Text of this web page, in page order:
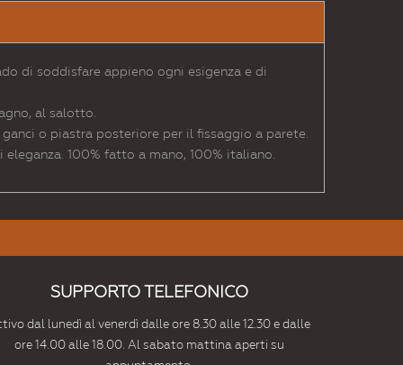
di soddisfare appieno ogni esigenza e di
al salotto.
o piastra posteriore per il fissaggio a parete.
100% fatto a mano, 100% italiano.
SUPPORTO TELEFONICO
dal lunedì al venerdì dalle ore 8.30 alle 12.30 e dalle
ore 14.00 alle 18.00. Al sabato mattina aperti su